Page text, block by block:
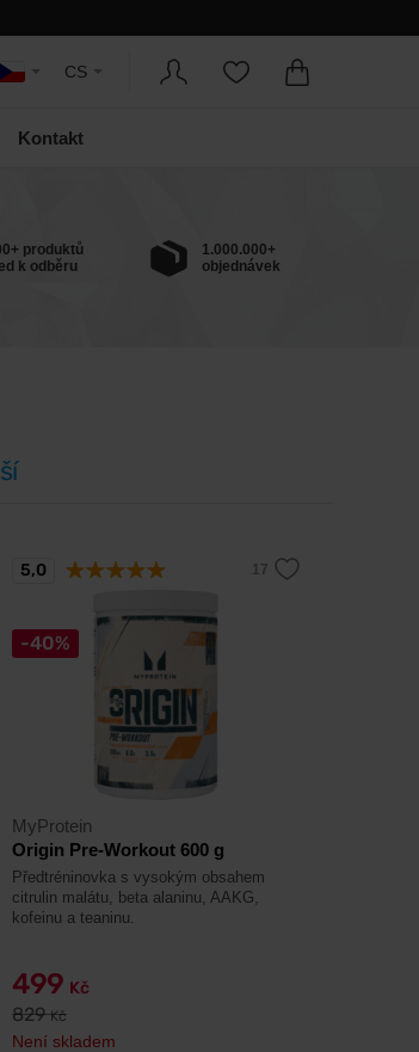
CS
Kontakt
produktů
k odběru
1.000.000+
objednávek
-40%
MyProtein
Origin Pre-Workout 600 g
Předtréninovka s vysokým obsahem
citrulin malátu, beta alaninu, AAKG,
kofeinu a teaninu.
499 Kč
829Kč
Není skladem
5,0